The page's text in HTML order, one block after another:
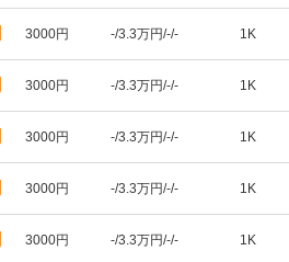
3000円 -/3.3万円/-/- 1K
3000円 -/3.3万円/-/- 1K
3000円 -/3.3万円/-/- 1K
3000円 -/3.3万円/-/- 1K
3000円 -/3.3万円/-/- 1K